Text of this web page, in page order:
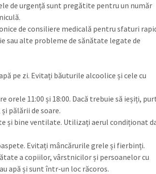
de urgență sunt pregătite pentru un număr
de consiliere medicală pentru sfaturi
sau alte probleme de sănătate legate de
pe zi. Evitați băuturile alcoolice și cele cu
orele 11:00 și 18:00. Dacă trebuie să ieșiți,
pălării de soare.
și bine ventilate. Utilizați aerul condiționat
Evitați mâncărurile grele și fierbinți.
a copiilor, vârstnicilor și persoanelor cu
apă și sunt într-un loc răcoros.